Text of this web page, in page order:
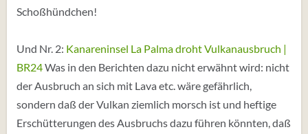
Schoßhündchen!
Und Nr. 2: Kanareninsel La Palma droht Vulkanausbruch |
BR24Was in den Berichten dazu nicht erwähnt wird: nicht
der Ausbruch an sich mit Lava etc. wäre gefährlich,
sondern daß der Vulkan ziemlich morsch ist und heftige
Erschütterungen des Ausbruchs dazu führen könnten, daß